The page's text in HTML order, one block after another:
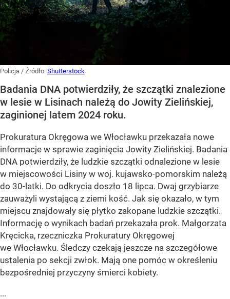
Policja / Źródło: Shutterstock
Badania DNA potwierdziły, że szczątki znalezione
w lesie w Lisinach należą do Jowity Zielińskiej,
zaginionej latem 2024 roku.
Prokuratura Okręgowa we Włocławku przekazała nowe
informacje w sprawie zaginięcia Jowity Zielińskiej. Badania
DNA potwierdziły, że ludzkie szczątki odnalezione w lesie
w miejscowości Lisiny w woj. kujawsko-pomorskim należą
do 30-latki. Do odkrycia doszło 18 lipca. Dwaj grzybiarze
zauważyli wystającą z ziemi kość. Jak się okazało, w tym
miejscu znajdowały się płytko zakopane ludzkie szczątki.
Informację o wynikach badań przekazała prok. Małgorzata
Kręcicka, rzeczniczka Prokuratury Okręgowej
we Włocławku. Śledczy czekają jeszcze na szczegółowe
ustalenia po sekcji zwłok. Mają one pomóc w określeniu
bezpośredniej przyczyny śmierci kobiety.
...